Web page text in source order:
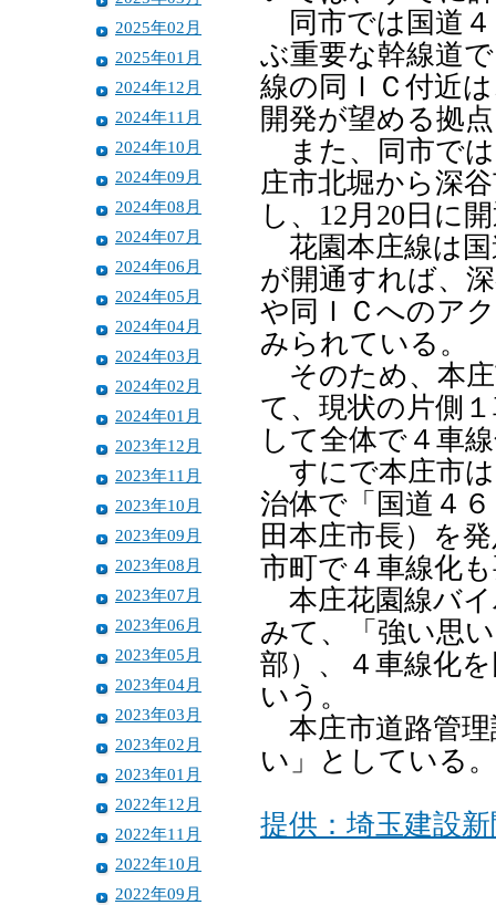
2025年02月
2025年01月
2024年12月
2024年11月
2024年10月
2024年09月
2024年08月
2024年07月
2024年06月
2024年05月
2024年04月
2024年03月
2024年02月
2024年01月
2023年12月
2023年11月
2023年10月
2023年09月
2023年08月
2023年07月
2023年06月
2023年05月
2023年04月
2023年03月
2023年02月
2023年01月
2022年12月
2022年11月
2022年10月
2022年09月
同市では国道４
ぶ重要な幹線道
線の同ＩＣ付近
開発が望める拠
また、同市では
庄市北堀から深
し、12月20日に
花園本庄線は国
が開通すれば、
や同ＩＣへのア
みられている。
そのため、本庄
て、現状の片側
して全体で４車
すにで本庄市は
治体で「国道４
田本庄市長）を
市町で４車線化
本庄花園線バイ
みて、「強い思
部）、４車線化
いう。
本庄市道路管理
い」としている。
提供：埼玉建設